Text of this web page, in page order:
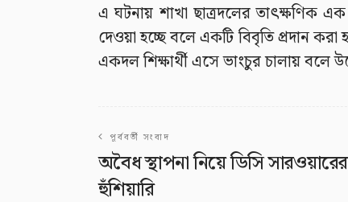
এ ঘটনায় শাখা ছাত্রদলের তাৎক্ষণিক
দেওয়া হচ্ছে বলে একটি বিবৃতি প্রদান
একদল শিক্ষার্থী এসে ভাংচুর চালায় বলে
পূর্ববর্তী সংবাদ
অবৈধ স্থাপনা নিয়ে ডিসি সারওয়ারের
হুঁশিয়ারি